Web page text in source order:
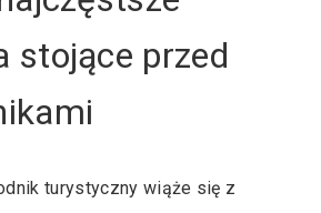
stojące przed
turystyczny wiąże się z